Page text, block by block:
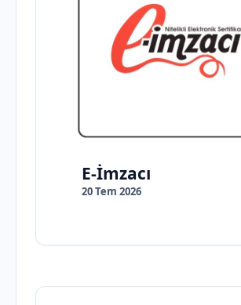
E-İmzacı
20 Tem 2026